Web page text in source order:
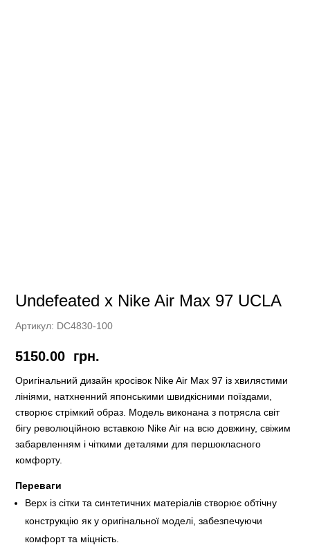
Undefeated x Nike Air Max 97 UCLA
Артикул: DC4830-100
5150.00 грн.
Оригінальний дизайн кросівок Nike Air Max 97 із хвилястими
лініями, натхненний японськими швидкісними поїздами,
створює стрімкий образ. Модель виконана з потрясла світ
бігу революційною вставкою Nike Air на всю довжину, свіжим
забарвленням і чіткими деталями для першокласного
комфорту.
Переваги
Верх із сітки та синтетичних матеріалів створює обтічну
конструкцію як у оригінальної моделі, забезпечуючи
комфорт та міцність.